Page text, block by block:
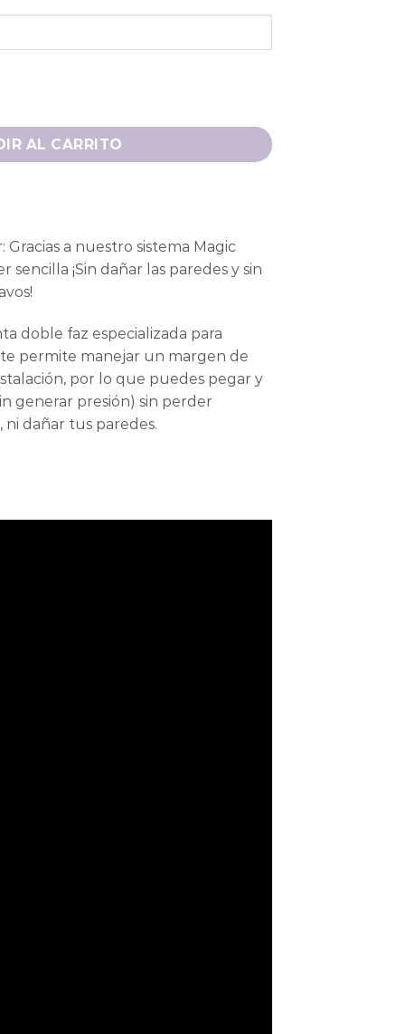
AL CARRITO
Gracias a nuestro sistema Magic
sencilla ¡Sin dañar las paredes y sin
doble faz especializada para
permite manejar un margen de
por lo que puedes pegar y
generar presión) sin perder
ni dañar tus paredes.